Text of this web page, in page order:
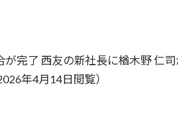
完了 西友の新社長に楢木野 仁
年4月14日閲覧）